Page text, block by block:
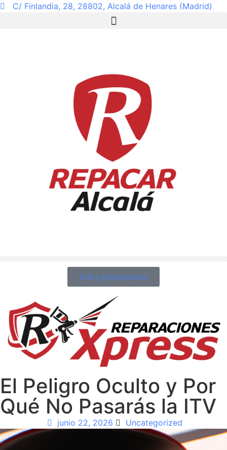
C/ Finlandia, 28, 28802, Alcalá de Henares (Madrid)
Cita y presupuesto
El Peligro Oculto y Por
Qué No Pasarás la ITV
junio 22, 2026 Uncategorized